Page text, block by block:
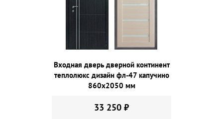
Входная дверь дверной континент
теплолюкс дизайн фл-47 капучино
860х2050 мм
33 250 ₽